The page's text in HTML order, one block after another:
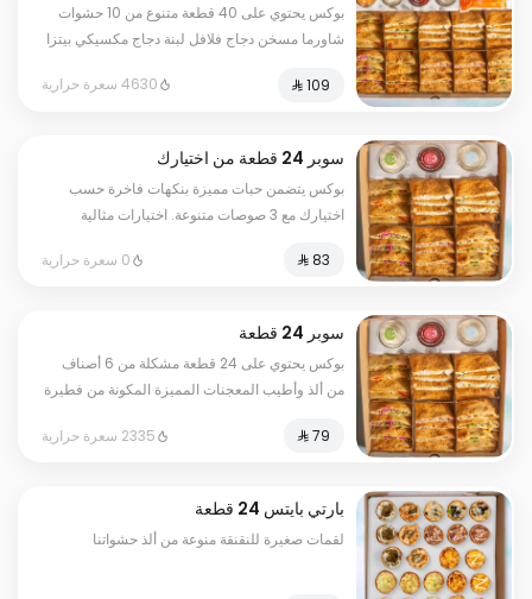
بوكس يحتوي على 40 قطعة متنوع من 10 حشوات
شاورما مسخن دجاج فلافل لبنة دجاج مكسيكي بيتزا
مكس اجبان عكاوى بيستو ويقدم مع أربع صوصات
4630 سعرة حرارية
سوبر 24 قطعة من اختيارك
بوكس يتضمن حبات مميزة بنكهات فاخرة حسب
اختيارك مع 3 صوصات متنوعة. اختيارات مثالية
0 سعرة حرارية
سوبر 24 قطعة
بوكس يحتوي على 24 قطعة مشكلة من 6 أصناف
من ألذ وأطيب المعجنات المميزة المكونة من فطيرة
بالجبن وَ فطيرة مسخن الدجاج بالجبن وَ فطيرة بيتزا
2335 سعرة حرارية
بارتي بايتس 24 قطعة
لقمات صغيرة للنقنقة منوعة من ألذ حشواتنا